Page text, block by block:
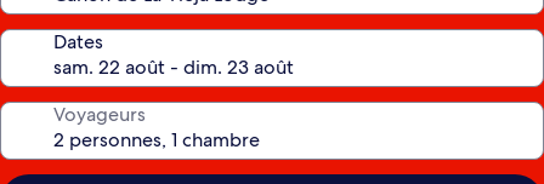
Dates
Voyageurs